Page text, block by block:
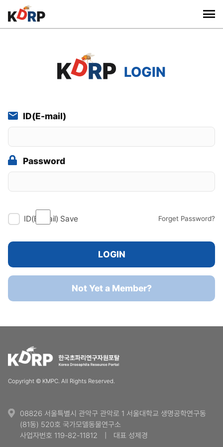
LOGIN
ID(E-mail)
Password
ID(E-mail) Save Forget Password?
LOGIN
Not Yet a Member?
Copyright © KMPC. All Rights Reserved.
08826 서울특별시 관악구 관악로 1 서울대학교 생명공학연구동
(81동) 520호 국가모델동물연구소
사업자번호 119-82-11812
대표 성제경